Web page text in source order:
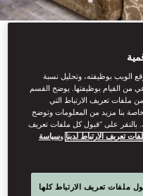
الويب بوظيفته، وتحليل نسبة
من القيام بوظيفتها. يوضح القسم
ملفات تعريف الارتباط التي
بنا مزيد من المعلومات وتوضح
بالنقر على “قبول كل ملفات تعريف
تعريف الارتباط لدينا وسياسة
ملفات تعريف الارتباط كلها